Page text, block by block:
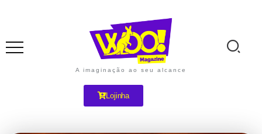
A imaginação ao seu alcance
Lojinha